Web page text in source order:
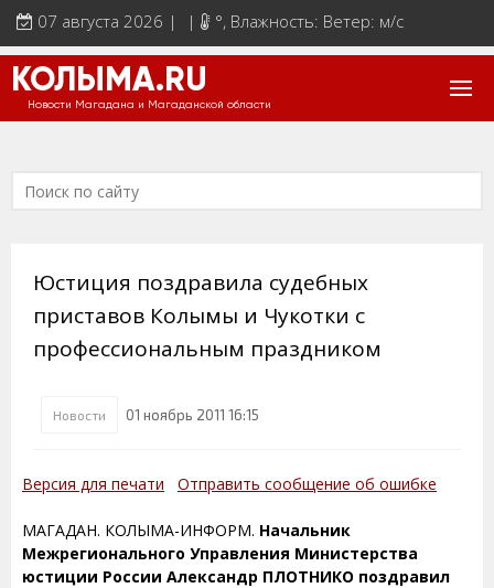
07 августа 2026 | | °, Влажность: Ветер: м/с
КОЛЫМА.RU
Новости Магадана и Магаданской области
Юстиция поздравила судебных
приставов Колымы и Чукотки с
профессиональным праздником
Новости 01 ноябрь 2011 16:15
Версия для печати Отправить сообщение об ошибке
МАГАДАН. КОЛЫМА-ИНФОРМ. Начальник
Межрегионального Управления Министерства
юстиции России Александр ПЛОТНИКО поздравил